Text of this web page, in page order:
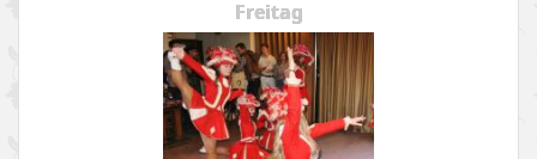
Freitag